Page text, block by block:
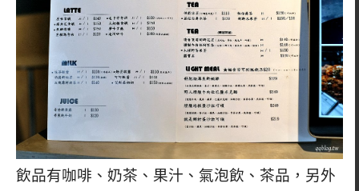
飲品有咖啡、奶茶、果汁、氣泡飲、茶品，另外